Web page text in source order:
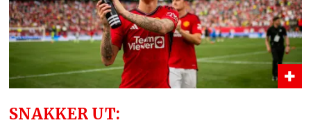
SNAKKER UT: